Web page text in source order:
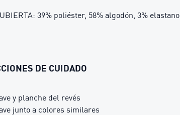
39% poliéster, 58% algodón, 3% elastano
DE CUIDADO
y planche del revés
junto a colores similares